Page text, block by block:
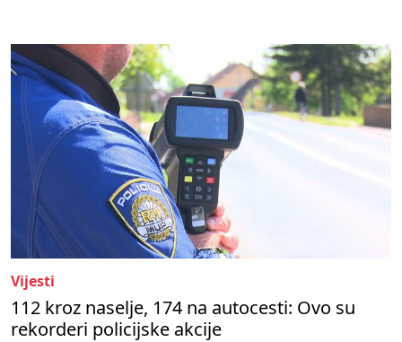
Vijesti
112 kroz naselje, 174 na autocesti: Ovo su
rekorderi policijske akcije